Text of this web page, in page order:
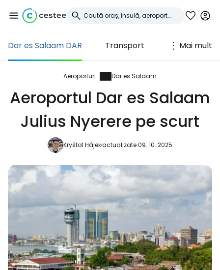
Dar es Salaam DAR Transport Mai mult
Aeroporturi Dar es Salaam
Aeroportul Dar es Salaam
Julius Nyerere pe scurt
Kryštof Hájekactualizate 09. 10. 2025
Conectați-vă la
Cestee
... comunitatea mondială a călătorilor
Continuați cu Google
Continuați cu Facebook
Continuați cu e-mailul